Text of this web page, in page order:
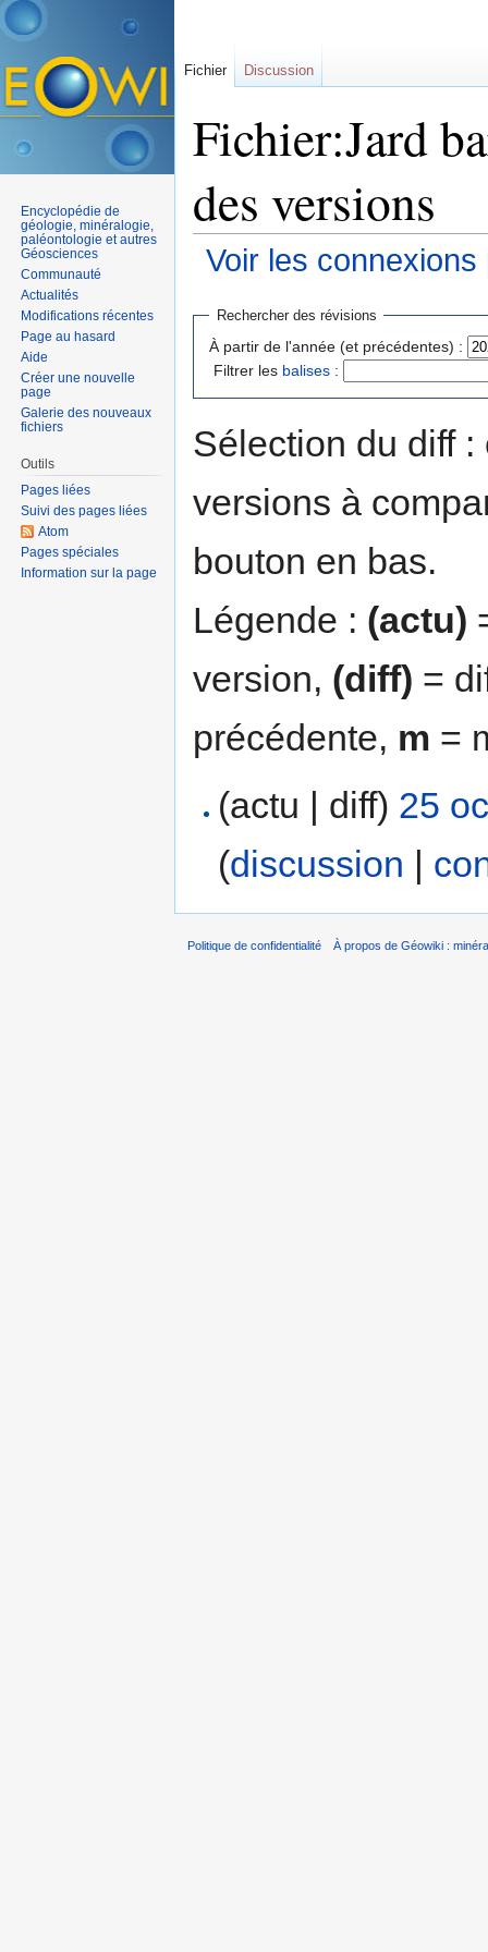
Fichier:Jard
des versions
Voir les
Rechercher des révisions
À partir de l'année (et précédentes) :
Filtrer les balises :
Sélection du diff
versions à
bouton en bas.
Légende : (actu)
version, (diff) =
précédente, m =
(actu | diff) 25
(discussion |
Fichier Discussion
Encyclopédie de
géologie, minéralogie,
paléontologie et autres
Géosciences
Communauté
Actualités
Modifications récentes
Page au hasard
Aide
Créer une nouvelle
page
Galerie des nouveaux
fichiers
Outils
Pages liées
Suivi des pages liées
Atom
Pages spéciales
Information sur la page
Politique de confidentialité À propos de Géowiki :